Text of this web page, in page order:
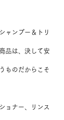
ャンプー＆トリ
品は、決して安
ものだからこそ
ョナー、リンス